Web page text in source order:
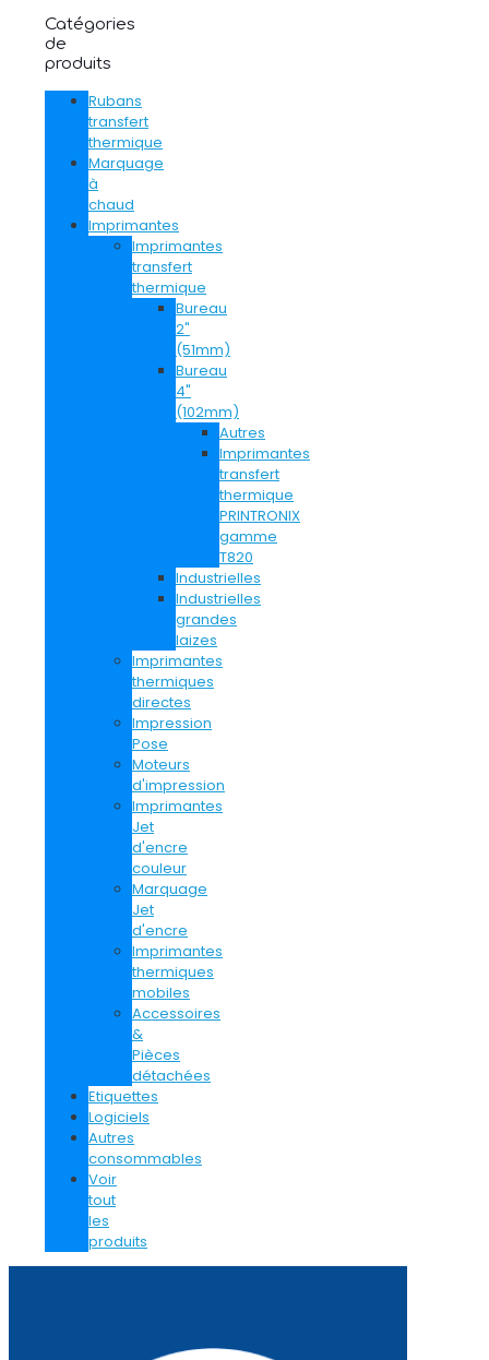
Catégories
de
produits
Rubans
transfert
thermique
Marquage
à
chaud
Imprimantes
Imprimantes
transfert
thermique
Bureau
2"
(51mm)
Bureau
4"
(102mm)
Autres
Imprimantes
transfert
thermique
PRINTRONIX
gamme
T820
Industrielles
Industrielles
grandes
laizes
Imprimantes
thermiques
directes
Impression
Pose
Moteurs
d'impression
Imprimantes
Jet
d'encre
couleur
Marquage
Jet
d'encre
Imprimantes
thermiques
mobiles
Accessoires
&
Pièces
détachées
Etiquettes
Logiciels
Autres
consommables
Voir
tout
les
produits